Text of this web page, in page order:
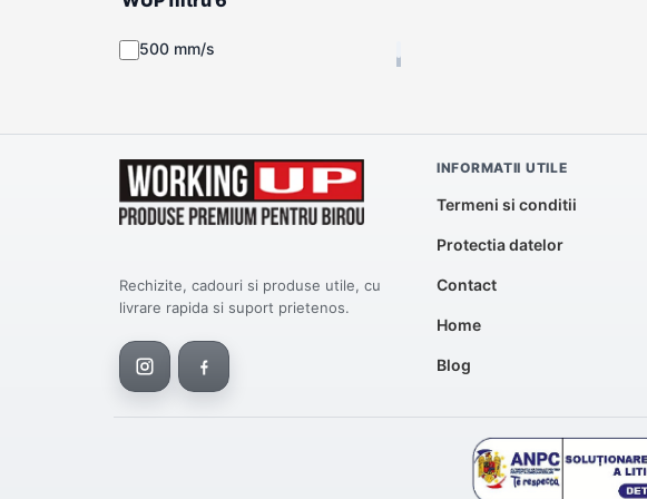
500 mm/s
Rechizite, cadouri si produse utile, cu
livrare rapida si suport prietenos.
INFORMATII UTILE
Termeni si conditii
Protectia datelor
Contact
Home
Blog